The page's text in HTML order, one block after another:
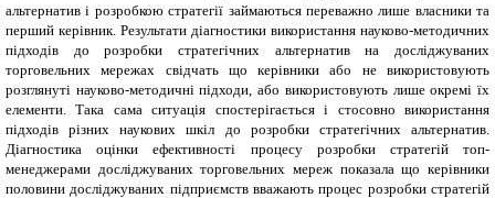
альтернатив і розробкою стратегії займаються переважно лише власники та
перший керівник. Результати діагностики використання науково-методичних
підходів до розробки стратегічних альтернатив на досліджуваних
торговельних мережах свідчать що керівники або не використовують
розглянуті науково-методичні підходи, або використовують лише окремі їх
елементи. Така сама ситуація спостерігається і стосовно використання
підходів різних наукових шкіл до розробки стратегічних альтернатив.
Діагностика оцінки ефективності процесу розробки стратегій топ-
менеджерами досліджуваних торговельних мереж показала що керівники
половини досліджуваних підприємств вважають процес розробки стратегій